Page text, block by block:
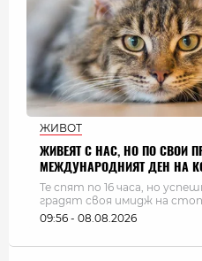
ЖИВОТ
ЖИВЕЯТ С НАС, НО ПО СВОИ
МЕЖДУНАРОДНИЯТ ДЕН НА
Те спят по 16 часа, но
градят своя имидж на
09:56 - 08.08.2026